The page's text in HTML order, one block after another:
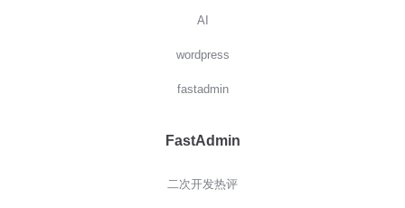
AI
wordpress
fastadmin
FastAdmin
二次开发热评